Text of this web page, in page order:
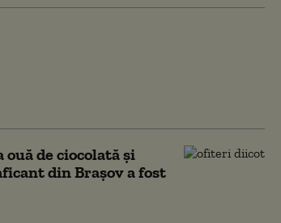
de ciocolată și
din Brașov a fost